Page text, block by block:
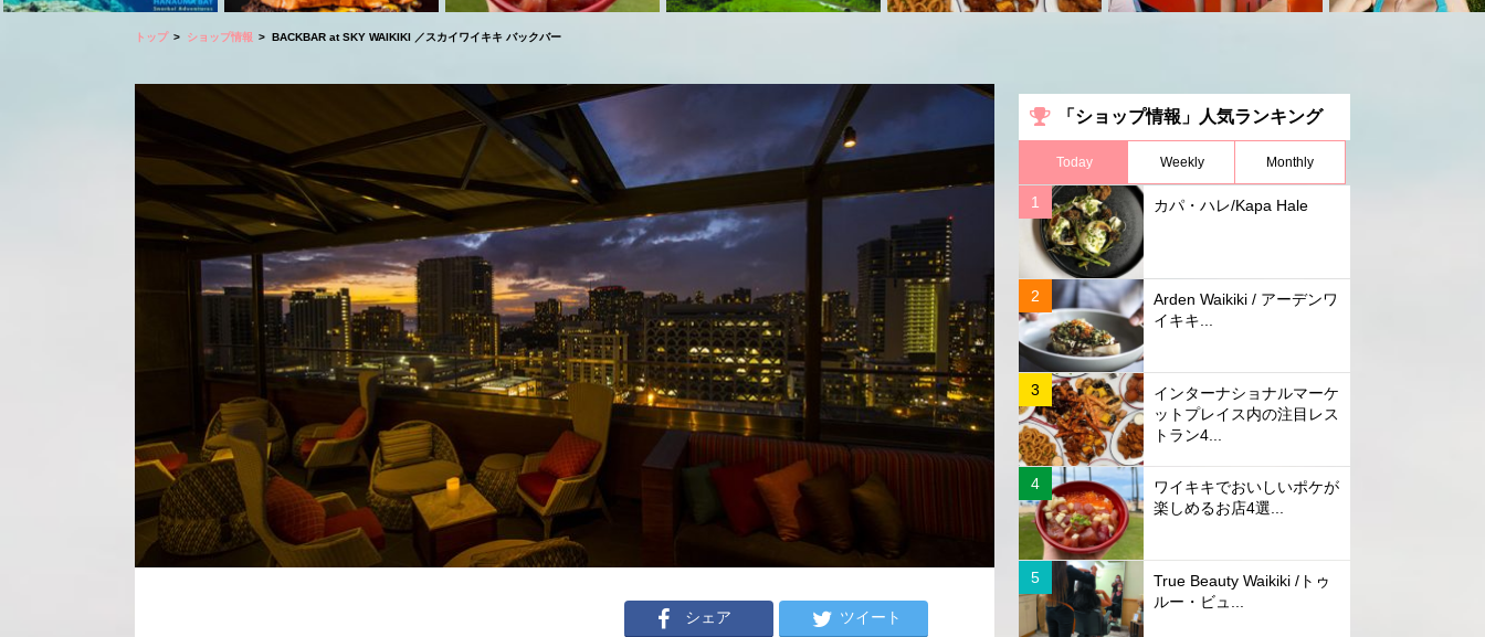
ェ
イ
ー
トップ ショップ情報 BACKBAR at SKY WAIKIKI ／スカイワイキキ バックバー
シェア ツイート
「ショップ情報」人気ランキング
Today Weekly Monthly
カパ・ハレ/Kapa Hale
Arden Waikiki / アーデンワ
イキキ...
インターナショナルマーケ
ットプレイス内の注目レス
トラン4...
ワイキキでおいしいポケが
楽しめるお店4選...
True Beauty Waikiki /トゥ
ルー・ビュ...